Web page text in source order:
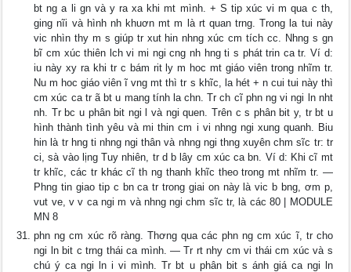
bt ng a li gn và y ra xa khi mt mình. + S tip xúc vi m qua c th,
ging nĩi và hình nh khuơn mt m là rt quan trng. Trong la tui này
vic nhìn thy m s giúp tr xut hin nhng xúc cm tích cc. Nhng s gn
bĩ cm xúc thiên lch vi mi ngi cng nh hng ti s phát trin ca tr. Ví d:
iu này xy ra khi tr c bám rit ly m hoc mt giáo viên trong nhĩm tr.
Nu m hoc giáo viên ĩ vng mt thì tr s khĩc, la hét + n cui tui này thì
cm xúc ca tr ã bt u mang tính la chn. Tr ch cĩ phn ng vi ngi ln nht
nh. Tr bc u phân bit ngi l và ngi quen. Trên c s phân bit y, tr bt u
hình thành tình yêu và mi thin cm i vi nhng ngi xung quanh. Biu
hin là tr hng ti nhng ngi thân và nhng ngi thng xuyên chm sĩc tr: tr
ci, sà vào lịng Tuy nhiên, tr d b lây cm xúc ca bn. Ví d: Khi cĩ mt
tr khĩc, các tr khác cĩ th ng thanh khĩc theo trong mt nhĩm tr. —
Phng tin giao tip c bn ca tr trong giai on này là vic b bng, ơm p,
vut ve, v v ca ngi m và nhng ngi chm sĩc tr, là các 80 | MODULE
MN 8
phn ng cm xúc rõ ràng. Thơng qua các phn ng cm xúc ĩ, tr cho
ngi ln bit c trng thái ca mình. — Tr rt nhy cm vi thái cm xúc và s
chú ý ca ngi ln i vi mình. Tr bt u phân bit s ánh giá ca ngi ln